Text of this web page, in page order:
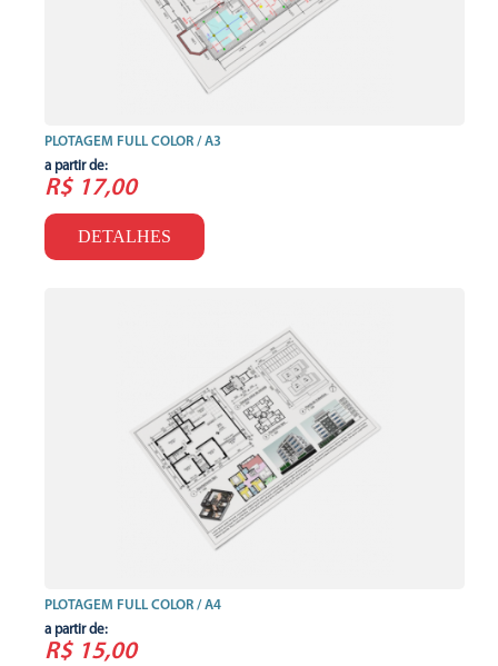
PLOTAGEM FULL COLOR / A3
a partir de:
R$ 17,00
DETALHES
PLOTAGEM FULL COLOR / A4
a partir de:
R$ 15,00